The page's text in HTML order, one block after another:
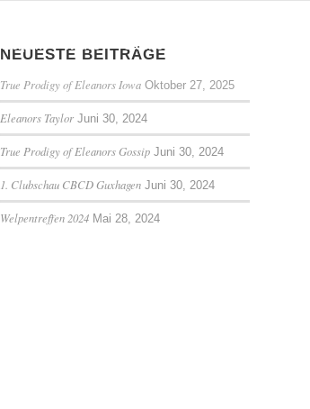
Welpen Neues Galerie
NEUESTE BEITRÄGE
True Prodigy of Eleanors Iowa Oktober 27, 2025
Eleanors Taylor Juni 30, 2024
True Prodigy of Eleanors Gossip Juni 30, 2024
1. Clubschau CBCD Guxhagen Juni 30, 2024
Welpentreffen 2024 Mai 28, 2024